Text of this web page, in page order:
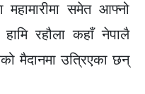
महामारीमा समेत आफ्नो
रहौला कहाँ नेपालै
मैदानमा उत्रिएका छन्